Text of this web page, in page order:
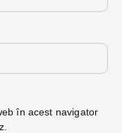
în acest navigator